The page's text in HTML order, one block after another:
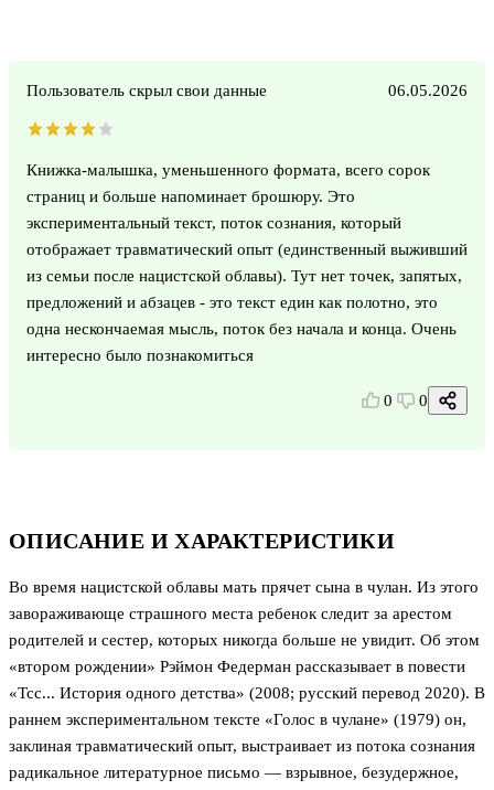
ОПИСАНИЕ И ХАРАКТЕРИСТИКИ
Во время нацистской облавы мать прячет сына в чулан. Из этого
завораживающе страшного места ребенок следит за арестом
родителей и сестер, которых никогда больше не увидит. Об этом
«втором рождении» Рэймон Федерман рассказывает в повести
«Тсс... История одного детства» (2008; русский перевод 2020). В
раннем экспериментальном тексте «Голос в чулане» (1979) он,
заклиная травматический опыт, выстраивает из потока сознания
радикальное литературное письмо — взрывное, безудержное,
Пользователь скрыл свои данные 06.05.2026
Книжка-малышка, уменьшенного формата, всего сорок
страниц и больше напоминает брошюру. Это
экспериментальный текст, поток сознания, который
отображает травматический опыт (единственный выживший
из семьи после нацистской облавы). Тут нет точек, запятых,
предложений и абзацев - это текст един как полотно, это
одна нескончаемая мысль, поток без начала и конца. Очень
интересно было познакомиться
0 0